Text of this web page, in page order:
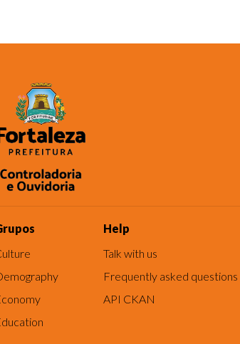
Help
Talk with us
Frequently asked questions
API CKAN